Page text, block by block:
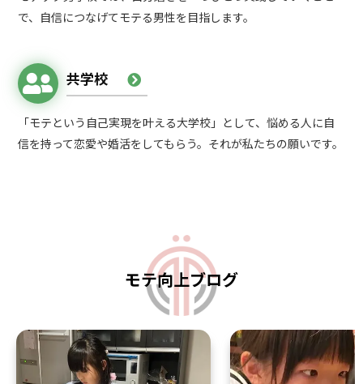
で、自信につなげてモテる男性を目指します。
共学校
「モテという自己実現を叶える大学校」として、悩める人に自
信を持って恋愛や婚活をしてもらう。それが私たちの願いです。
モテ向上ブログ